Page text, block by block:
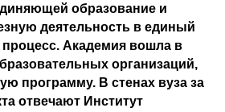
образование и
деятельность в единый
Академия вошла в
организаций,
программу. В стенах вуза за
отвечают Институт